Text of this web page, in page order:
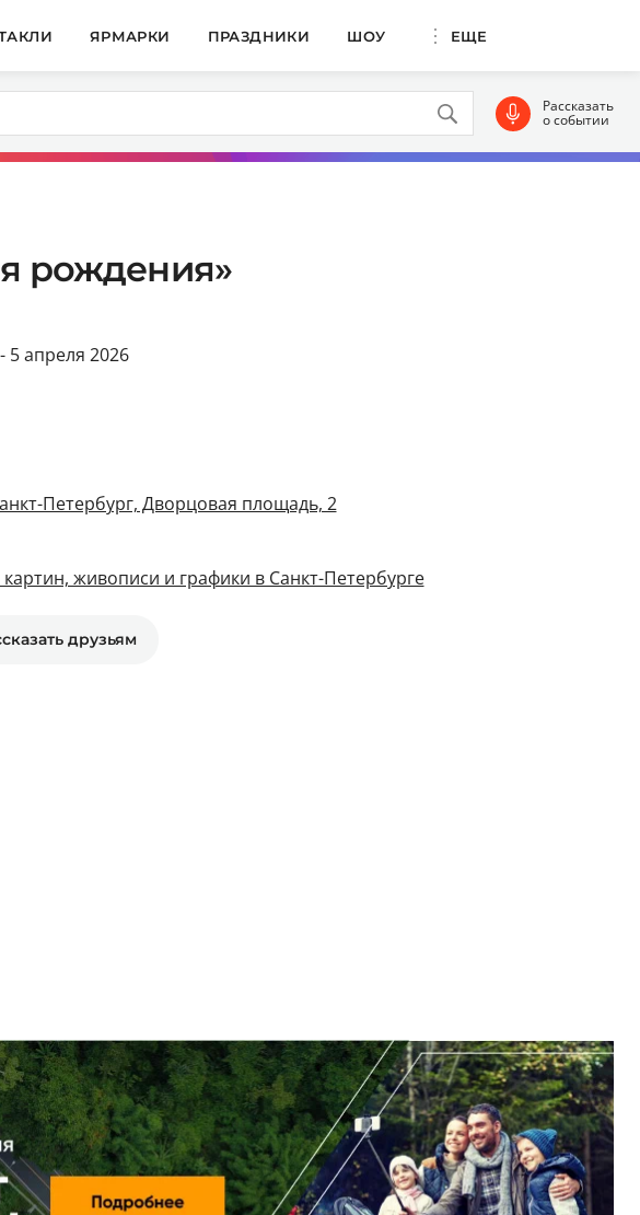
ЯРМАРКИ ПРАЗДНИКИ ШОУ ЕЩЕ
Рассказать
о событии
рождения»
5 апреля 2026
Петербург, Дворцовая площадь, 2
живописи и графики в Санкт-Петербурге
друзьям